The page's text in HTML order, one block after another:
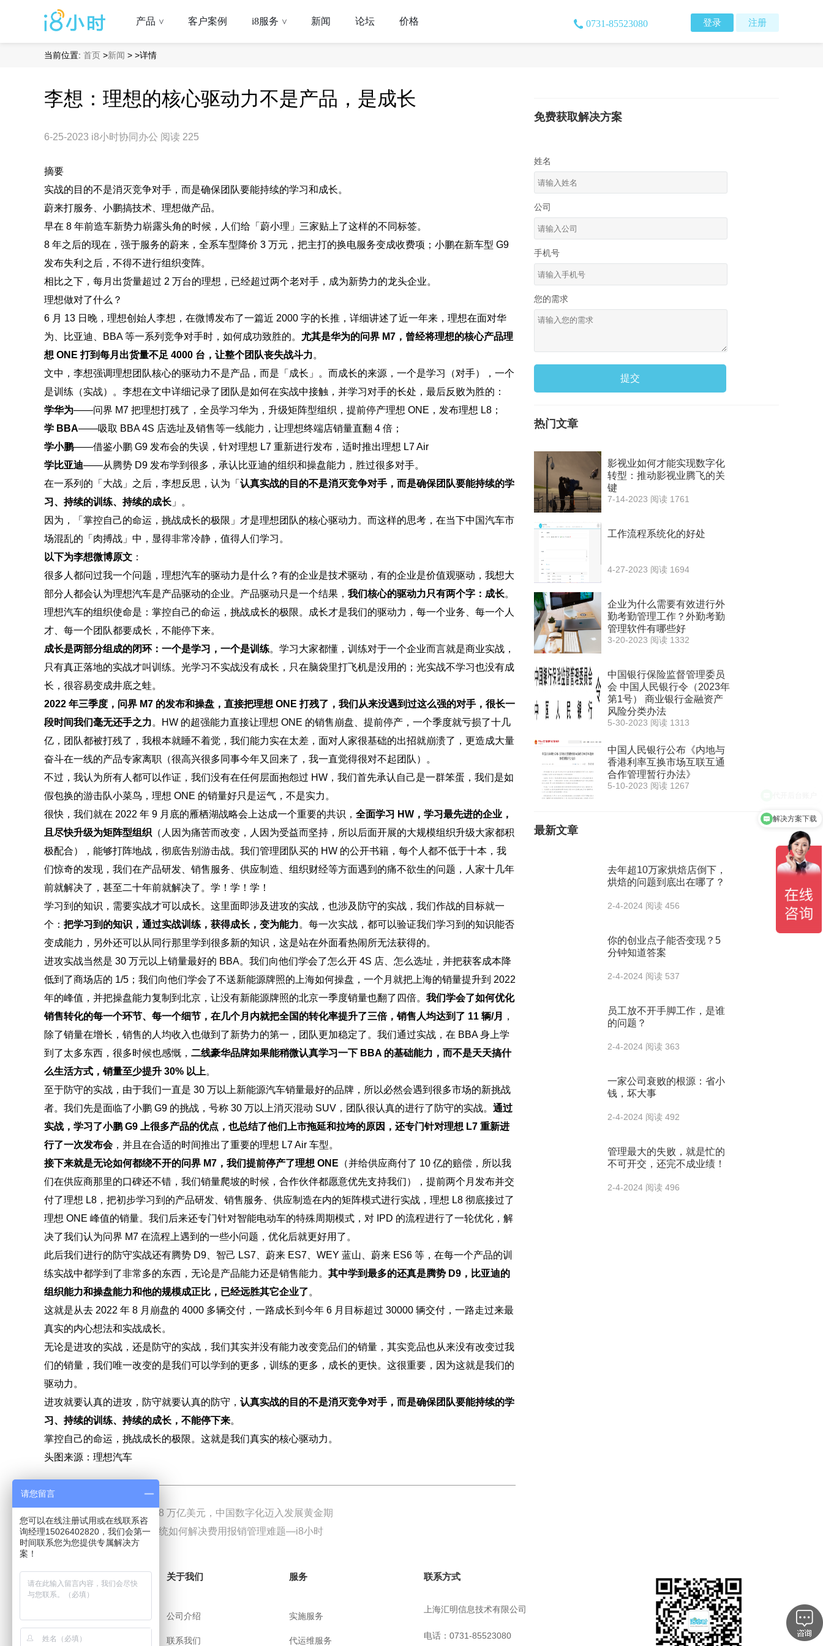
产品 > 客户案例 i8服务 > 新闻 论坛 价格 登录 注册
0731-85523080
当前位置: 首页 >新闻 > >详情
李想：理想的核心驱动力不是产品，是成长
6-25-2023 i8小时协同办公 阅读 225
摘要
实战的目的不是消灭竞争对手，而是确保团队要能持续的学习和成长。
蔚来打服务、小鹏搞技术、理想做产品。
早在 8 年前造车新势力崭露头角的时候，人们给「蔚小理」三家贴上了这样的不同标签。
8 年之后的现在，强于服务的蔚来，全系车型降价 3 万元，把主打的换电服务变成收费项；小鹏在新车型 G9
发布失利之后，不得不进行组织变阵。
相比之下，每月出货量超过 2 万台的理想，已经超过两个老对手，成为新势力的龙头企业。
理想做对了什么？
6 月 13 日晚，理想创始人李想，在微博发布了一篇近 2000 字的长推，详细讲述了近一年来，理想在面对华
为、比亚迪、BBA 等一系列竞争对手时，如何成功致胜的。 尤其是华为的问界 M7，曾经将理想的核心产品理
想 ONE 打到每月出货量不足 4000 台，让整个团队丧失战斗力。
文中，李想强调理想团队核心的驱动力不是产品，而是「成长」。而成长的来源，一个是学习（对手），一个
是训练（实战）。李想在文中详细记录了团队是如何在实战中接触，并学习对手的长处，最后反败为胜的：
学华为——问界 M7 把理想打残了，全员学习华为，升级矩阵型组织，提前停产理想 ONE，发布理想 L8；
学 BBA——吸取 BBA 4S 店选址及销售等一线能力，让理想终端店销量直翻 4 倍；
学小鹏——借鉴小鹏 G9 发布会的失误，针对理想 L7 重新进行发布，适时推出理想 L7 Air
学比亚迪——从腾势 D9 发布学到很多，承认比亚迪的组织和操盘能力，胜过很多对手。
在一系列的「大战」之后，李想反思，认为「 认真实战的目的不是消灭竞争对手，而是确保团队要能持续的学
习、持续的训练、持续的成长 」。
因为，「掌控自己的命运，挑战成长的极限」才是理想团队的核心驱动力。而这样的思考，在当下中国汽车市
场混乱的「肉搏战」中，显得非常冷静，值得人们学习。
以下为李想微博原文 ：
很多人都问过我一个问题，理想汽车的驱动力是什么？有的企业是技术驱动，有的企业是价值观驱动，我想大
部分人都会认为理想汽车是产品驱动的企业。产品驱动只是一个结果， 我们核心的驱动力只有两个字：成长。
理想汽车的组织使命是：掌控自己的命运，挑战成长的极限。成长才是我们的驱动力，每一个业务、每一个人
才、每一个团队都要成长，不能停下来。
成长是两部分组成的闭环：一个是学习，一个是训练。学习大家都懂，训练对于一个企业而言就是商业实战，
只有真正落地的实战才叫训练。光学习不实战没有成长，只在脑袋里打飞机是没用的；光实战不学习也没有成
长，很容易变成井底之蛙。
2022 年三季度，问界 M7 的发布和操盘，直接把理想 ONE 打残了，我们从来没遇到过这么强的对手，很长一
段时间我们毫无还手之力。HW 的超强能力直接让理想 ONE 的销售崩盘、提前停产，一个季度就亏损了十几
亿，团队都被打残了，我根本就睡不着觉，我们能力实在太差，面对人家很基础的出招就崩溃了，更造成大量
奋斗在一线的产品专家离职（很高兴很多同事今年又回来了，我一直觉得很对不起团队）。
不过，我认为所有人都可以作证，我们没有在任何层面抱怨过 HW，我们首先承认自己是一群笨蛋，我们是如
假包换的游击队小菜鸟，理想 ONE 的销量好只是运气，不是实力。
很快，我们就在 2022 年 9 月底的雁栖湖战略会上达成一个重要的共识， 全面学习 HW，学习最先进的企业，
且尽快升级为矩阵型组织 （人因为痛苦而改变，人因为受益而坚持，所以后面开展的大规模组织升级大家都积
极配合），能够打阵地战，彻底告别游击战。我们管理团队买的 HW 的公开书籍，每个人都不低于十本，我
们惊奇的发现，我们在产品研发、销售服务、供应制造、组织财经等方面遇到的痛不欲生的问题，人家十几年
前就解决了，甚至二十年前就解决了。学！学！学！
学习到的知识，需要实战才可以成长。这里面即涉及进攻的实战，也涉及防守的实战，我们作战的目标就一
个： 把学习到的知识，通过实战训练，获得成长，变为能力。每一次实战，都可以验证我们学习到的知识能否
变成能力，另外还可以从同行那里学到很多新的知识，这是站在外面看热闹所无法获得的。
进攻实战当然是 30 万元以上销量最好的 BBA。我们向他们学会了怎么开 4S 店、怎么选址，并把获客成本降
低到了商场店的 1/5；我们向他们学会了不送新能源牌照的上海如何操盘，一个月就把上海的销量提升到 2022
年的峰值，并把操盘能力复制到北京，让没有新能源牌照的北京一季度销量也翻了四倍。 我们学会了如何优化
销售转化的每一个环节、每一个细节，在几个月内就把全国的转化率提升了三倍，销售人均达到了 11 辆/月
，
除了销量在增长，销售的人均收入也做到了新势力的第一，团队更加稳定了。我们通过实战，在 BBA 身上学
到了太多东西，很多时候也感慨， 二线豪华品牌如果能稍微认真学习一下 BBA 的基础能力，而不是天天搞什
么生活方式，销量至少提升 30% 以上。
至于防守的实战，由于我们一直是 30 万以上新能源汽车销量最好的品牌，所以必然会遇到很多市场的新挑战
者。我们先是面临了小鹏 G9 的挑战，号称 30 万以上消灭混动 SUV，团队很认真的进行了防守的实战。 通过
实战，学习了小鹏 G9 上很多产品的优点，也总结了他们上市拖延和拉垮的原因，还专门针对理想 L7 重新进
行了一次发布会，并且在合适的时间推出了重要的理想 L7 Air 车型。
接下来就是无论如何都绕不开的问界 M7，我们提前停产了理想 ONE （并给供应商付了 10 亿的赔偿，所以我
们在供应商那里的口碑还不错，我们销量爬坡的时候，合作伙伴都愿意优先支持我们），提前两个月发布并交
付了理想 L8，把初步学习到的产品研发、销售服务、供应制造在内的矩阵模式进行实战，理想 L8 彻底接过了
理想 ONE 峰值的销量。我们后来还专门针对智能电动车的特殊周期模式，对 IPD 的流程进行了一轮优化，解
决了我们认为问界 M7 在流程上遇到的一些小问题，优化后就更好用了。
此后我们进行的防守实战还有腾势 D9、智己 LS7、蔚来 ES7、WEY 蓝山、蔚来 ES6 等，在每一个产品的训
练实战中都学到了非常多的东西，无论是产品能力还是销售能力。 其中学到最多的还真是腾势 D9，比亚迪的
组织能力和操盘能力和他的规模成正比，已经远胜其它企业了。
这就是从去 2022 年 8 月崩盘的 4000 多辆交付，一路成长到今年 6 月目标超过 30000 辆交付，一路走过来最
真实的内心想法和实战成长。
无论是进攻的实战，还是防守的实战，我们其实并没有能力改变竞品们的销量，其实竞品也从来没有改变过我
们的销量，我们唯一改变的是我们可以学到的更多，训练的更多，成长的更快。这很重要，因为这就是我们的
驱动力。
进攻就要认真的进攻，防守就要认真的防守， 认真实战的目的不是消灭竞争对手，而是确保团队要能持续的学
习、持续的训练、持续的成长，不能停下来。
掌控自己的命运，挑战成长的极限。这就是我们真实的核心驱动力。
头图来源：理想汽车
5 年总支出或达 2.38 万亿美元，中国数字化迈入发展黄金期
下一篇一文看懂OA办公系统如何解决费用报销管理难题—i8小时
免费获取解决方案
姓名
公司
手机号
您的需求
提交
热门文章
影视业如何才能实现数字化
转型：推动影视业腾飞的关
键
7-14-2023 阅读 1761
工作流程系统化的好处
4-27-2023 阅读 1694
企业为什么需要有效进行外
勤考勤管理工作？外勤考勤
管理软件有哪些好
3-20-2023 阅读 1332
中国银行保险监督管理委员
会 中国人民银行令（2023年
第1号） 商业银行金融资产
风险分类办法
5-30-2023 阅读 1313
中国人民银行公布《内地与
香港利率互换市场互联互通
合作管理暂行办法》
5-10-2023 阅读 1267
最新文章
去年超10万家烘焙店倒下，
烘焙的问题到底出在哪了？
2-4-2024 阅读 456
你的创业点子能否变现？5
分钟知道答案
2-4-2024 阅读 537
员工放不开手脚工作，是谁
的问题？
2-4-2024 阅读 363
一家公司衰败的根源：省小
钱，坏大事
2-4-2024 阅读 492
管理最大的失败，就是忙的
不可开交，还完不成业绩！
2-4-2024 阅读 496
用户协议
关于我们
公司介绍
联系我们
服务
实施服务
代运维服务
联系方式
上海汇明信息技术有限公司
电话：0731-85523080
解决方案下载
请您留言
您可以在线注册试用或在线联系咨
询经理15026402820，我们会第一
时间联系您为您提供专属解决方
案！